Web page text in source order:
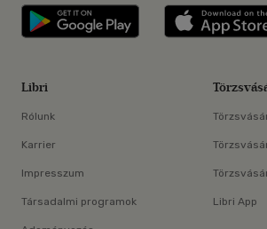
Libri applikáció
Libri
Rólunk
Karrier
Impresszum
Társadalmi programok Libri App